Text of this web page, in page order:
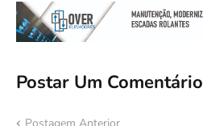
Postar Um Comentário